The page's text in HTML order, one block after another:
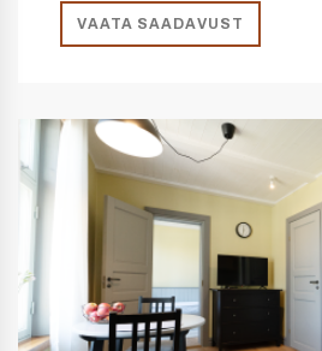
VAATA SAADAVUST